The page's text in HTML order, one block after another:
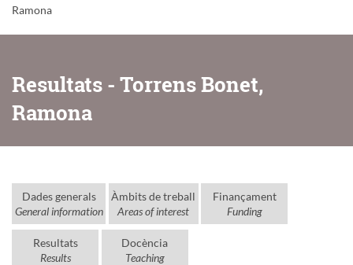
Ramona
Resultats - Torrens Bonet,
Ramona
Dades generals
General information
Àmbits de treball
Areas of interest
Finançament
Funding
Resultats
Results
Docència
Teaching